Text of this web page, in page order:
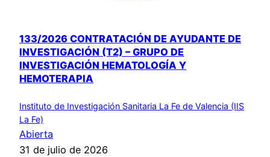
133/2026 CONTRATACIÓN DE AYUDANTE DE
INVESTIGACIÓN (T2) – GRUPO DE
INVESTIGACIÓN HEMATOLOGÍA Y
HEMOTERAPIA
Instituto de Investigación Sanitaria La Fe de Valencia (IIS
La Fe)
Abierta
31 de julio de 2026